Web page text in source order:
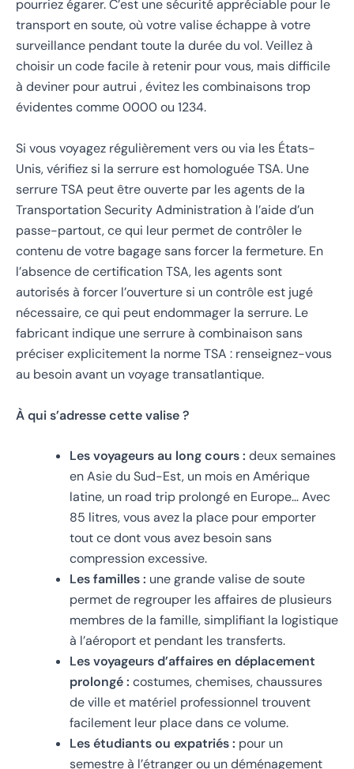
pourriez égarer. C’est une sécurité appréciable pour le
transport en soute, où votre valise échappe à votre
surveillance pendant toute la durée du vol. Veillez à
choisir un code facile à retenir pour vous, mais difficile
à deviner pour autrui , évitez les combinaisons trop
évidentes comme 0000 ou 1234.
Si vous voyagez régulièrement vers ou via les États-
Unis, vérifiez si la serrure est homologuée TSA. Une
serrure TSA peut être ouverte par les agents de la
Transportation Security Administration à l’aide d’un
passe-partout, ce qui leur permet de contrôler le
contenu de votre bagage sans forcer la fermeture. En
l’absence de certification TSA, les agents sont
autorisés à forcer l’ouverture si un contrôle est jugé
nécessaire, ce qui peut endommager la serrure. Le
fabricant indique une serrure à combinaison sans
préciser explicitement la norme TSA : renseignez-vous
au besoin avant un voyage transatlantique.
À qui s’adresse cette valise ?
Les voyageurs au long cours : deux semaines
en Asie du Sud-Est, un mois en Amérique
latine, un road trip prolongé en Europe… Avec
85 litres, vous avez la place pour emporter
tout ce dont vous avez besoin sans
compression excessive.
Les familles : une grande valise de soute
permet de regrouper les affaires de plusieurs
membres de la famille, simplifiant la logistique
à l’aéroport et pendant les transferts.
Les voyageurs d’affaires en déplacement
prolongé : costumes, chemises, chaussures
de ville et matériel professionnel trouvent
facilement leur place dans ce volume.
Les étudiants ou expatriés : pour un
semestre à l’étranger ou un déménagement